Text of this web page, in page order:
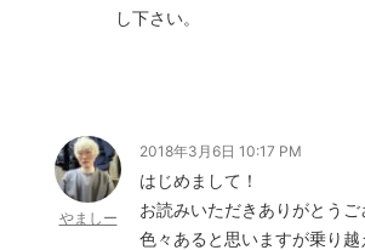
し下さい。
やましー
2018年3月6日 10:17 PM
はじめまして！
お読みいただきありがとうご
色々あると思いますが乗り